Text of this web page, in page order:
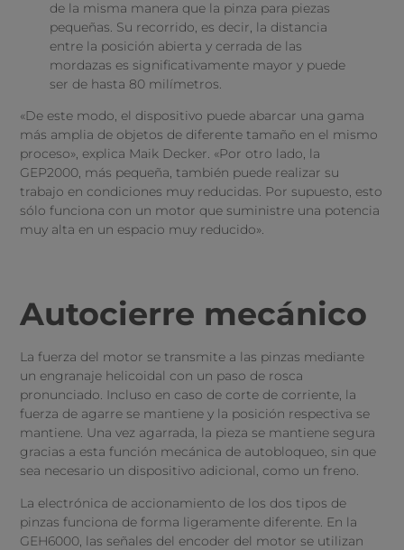
de la misma manera que la pinza para piezas
pequeñas. Su recorrido, es decir, la distancia
entre la posición abierta y cerrada de las
mordazas es significativamente mayor y puede
ser de hasta 80 milímetros.
«De este modo, el dispositivo puede abarcar una gama
más amplia de objetos de diferente tamaño en el mismo
proceso», explica Maik Decker. «Por otro lado, la
GEP2000, más pequeña, también puede realizar su
trabajo en condiciones muy reducidas. Por supuesto, esto
sólo funciona con un motor que suministre una potencia
muy alta en un espacio muy reducido».
Autocierre mecánico
La fuerza del motor se transmite a las pinzas mediante
un engranaje helicoidal con un paso de rosca
pronunciado. Incluso en caso de corte de corriente, la
fuerza de agarre se mantiene y la posición respectiva se
mantiene. Una vez agarrada, la pieza se mantiene segura
gracias a esta función mecánica de autobloqueo, sin que
sea necesario un dispositivo adicional, como un freno.
La electrónica de accionamiento de los dos tipos de
pinzas funciona de forma ligeramente diferente. En la
GEH6000, las señales del encoder del motor se utilizan